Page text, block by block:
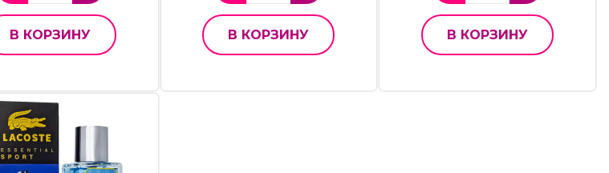
В КОРЗИНУ В КОРЗИНУ В КОРЗИНУ